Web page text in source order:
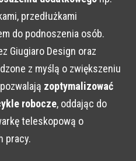
przedłużkami
do podnoszenia osób.
Giugiaro Design oraz
z myślą o zwiększeniu
zoptymalizować
robocze, oddając do
teleskopową o
pracy.